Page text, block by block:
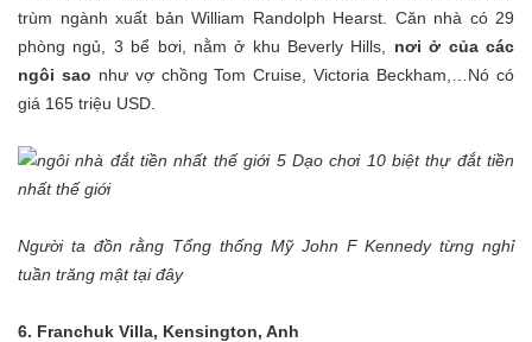
trùm ngành xuất bản William Randolph Hearst. Căn nhà có 29
phòng ngủ, 3 bể bơi, nằm ở khu Beverly Hills, nơi ở của các
ngôi sao như vợ chồng Tom Cruise, Victoria Beckham,…Nó có
giá 165 triệu USD.
Người ta đồn rằng Tổng thống Mỹ John F Kennedy từng nghỉ
tuần trăng mật tại đây
6. Franchuk Villa, Kensington, Anh